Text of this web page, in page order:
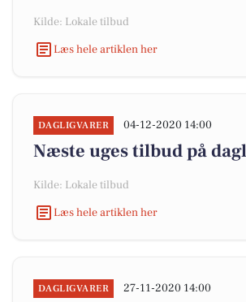
Kilde: Lokale tilbud
Læs hele artiklen her
DAGLIGVARER 04-12-2020 14:00
Næste uges tilbud på
Kilde: Lokale tilbud
Læs hele artiklen her
DAGLIGVARER 27-11-2020 14:00